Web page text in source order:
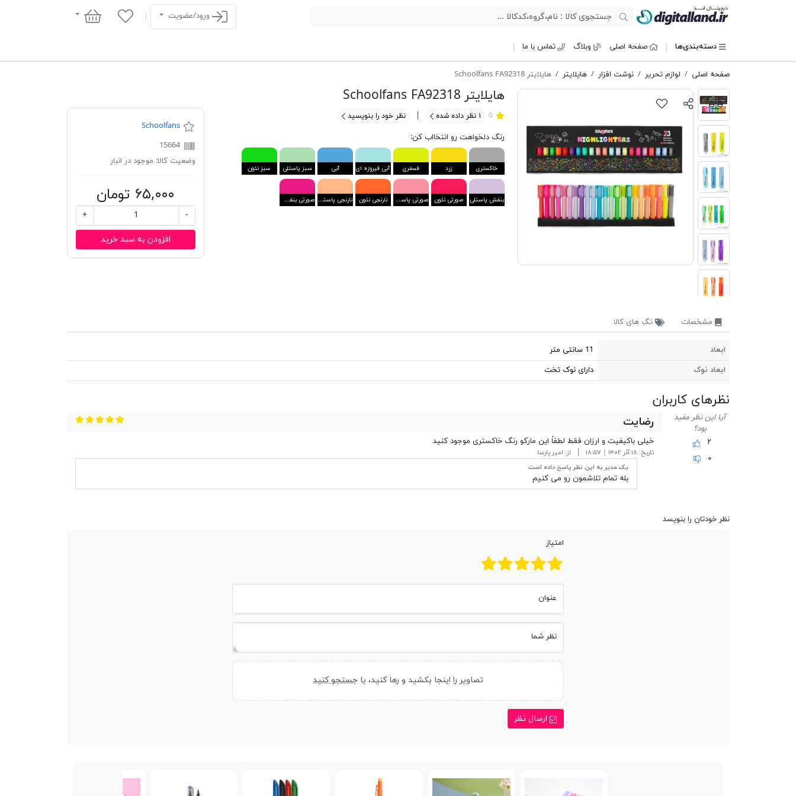
ورود/عضویت سبد خرید
دسته‌بندی‌ها صفحه اصلی وبلاگ تماس با ما
صفحه اصلی لوازم تحریر نوشت افزار هایلایتر هایلایتر Schoolfans FA92318
هایلایتر Schoolfans FA92318
۵ ۱ نظر داده شده نظر خود را بنویسید
رنگ دلخواهت رو انتخااب کن:
خاکستری زرد فسفری آبی فیروزه ای آبی سبز پاستلی سبز نئون
بنفش پاستلی صورتی نئون صورتی پاستلی نارنجی نئون نارنجی پاستلی صورتی بنفش نئون
Schoolfans
15664
وضعیت کالا: موجود در انبار
۶۵,۰۰۰ تومان
-
+
افزودن به سبد خرید
مشخصات تگ های کالا
ابعاد
11 سانتی متر
ابعاد نوک
دارای نوک تخت
نظر‎های کاربران
آیا این نظر مفید
بود؟
۲
۰
رضایت
خیلی باکیفیت و ارزان فقط لطفاً این مارکو رنگ خاکستری موجود کنید
تاریخ: ۱۸ آذر ۱۴۰۲ | ۱۸:۵۷ از: امیر پارسا
یک مدیر به این نظر پاسخ داده است
بله تمام تلاشمون رو می کنیم
نظر خودتان را بنویسد
امتیاز
عنوان
نظر شما
تصاویر را اینجا بکشید و رها کنید، یا جستجو کنید
ارسال نظر